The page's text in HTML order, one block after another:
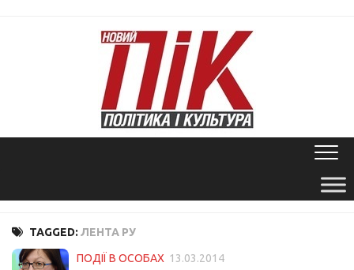
TAGGED: ЛЕНТА РУ
ПОДІЇ В ОСОБАХ 13.03.2014